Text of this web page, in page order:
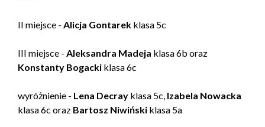
II miejsce - Alicja Gontarek klasa 5c
III miejsce - Aleksandra Madeja klasa 6b oraz
Konstanty Bogacki klasa 6c
wyróżnienie - Lena Decray klasa 5c, Izabela Nowacka
klasa 6c oraz Bartosz Niwiński klasa 5a